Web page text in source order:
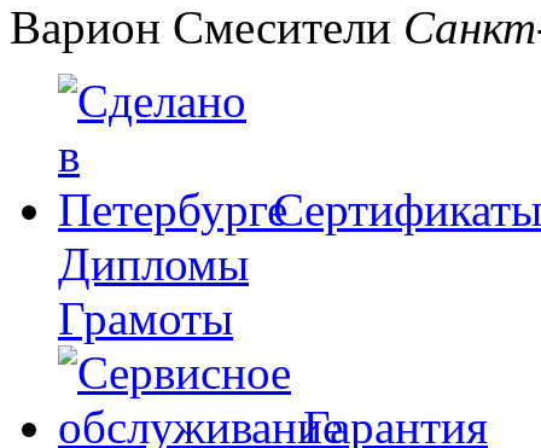
Варион Смесители
Сертификаты
Дипломы
Грамоты
Гарантия